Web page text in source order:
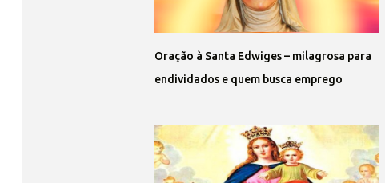
Oração à Santa Edwiges – milagrosa para
endividados e quem busca emprego